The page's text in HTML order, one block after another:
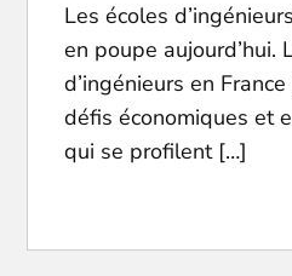
Les écoles
en poupe aujourd’hui.
d’ingénieurs en
défis économiques et
qui se profilent […]